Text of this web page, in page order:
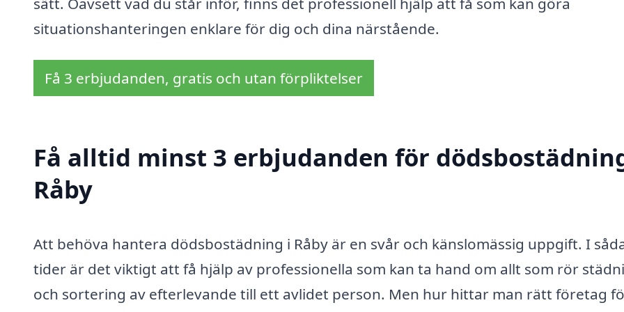
situationshanteringen enklare för dig och dina närstående.
Få 3 erbjudanden, gratis och utan förpliktelser
Få alltid minst 3 erbjudanden för
Råby
Att behöva hantera dödsbostädning i Råby är en svår och känslomässig uppgift. I
tider är det viktigt att få hjälp av professionella som kan ta hand om allt som rör
och sortering av efterlevande till ett avlidet person. Men hur hittar man rätt företag